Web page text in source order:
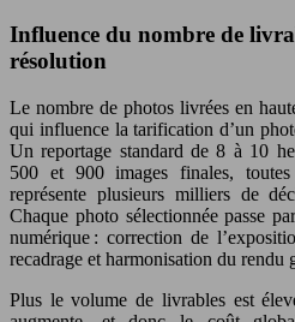
Influence du nombre de
résolution
Le nombre de photos livrées en
qui influence la tarification d’un
Un reportage standard de 8 à 10
500 et 900 images finales,
représente plusieurs milliers de
Chaque photo sélectionnée passe
numérique : correction de
recadrage et harmonisation du rendu
Plus le volume de livrables est